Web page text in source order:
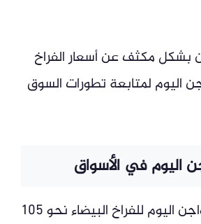
بشكل مكثف عن أسعار الفراخ
اليوم لمتابعة تطورات السوق
اليوم في الأسواق
سجلت أسعار الدواجن اليوم للفراخ البيضاء نحو 105